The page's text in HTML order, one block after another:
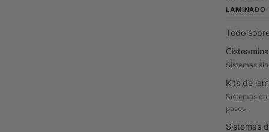
LAMINADO
Todo
Cisteamina
Sistemas
Kits de
Sistemas
pasos
Sistemas